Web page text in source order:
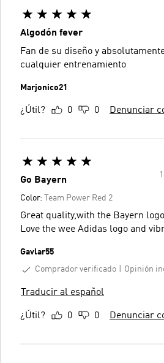
Algodón fever
Fan de su diseño y
cualquier entrenamiento
Marjonico21
¿Útil? 0 0 Denunciar
Go Bayern
Color: Team Power Red 2
Great quality,with the Bayern
Love the wee Adidas logo and
Gavlar55
Comprador verificado
Opinión
Traducir al español
¿Útil? 0 0 Denunciar